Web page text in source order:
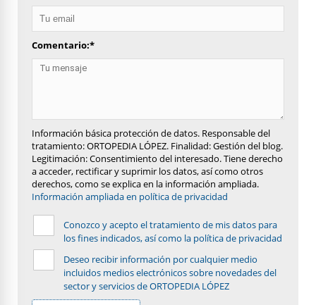
Comentario:*
Información básica protección de datos. Responsable del
tratamiento: ORTOPEDIA LÓPEZ. Finalidad: Gestión del blog.
Legitimación: Consentimiento del interesado. Tiene derecho
a acceder, rectificar y suprimir los datos, así como otros
derechos, como se explica en la información ampliada.
Información ampliada en política de privacidad
Conozco y acepto el tratamiento de mis datos para
los fines indicados, así como la política de privacidad
Deseo recibir información por cualquier medio
incluidos medios electrónicos sobre novedades del
sector y servicios de ORTOPEDIA LÓPEZ